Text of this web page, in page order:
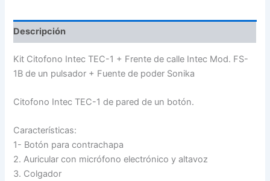
Descripción
Kit Citofono Intec TEC-1 + Frente de calle Intec Mod. FS-
1B de un pulsador + Fuente de poder Sonika
Citofono Intec TEC-1 de pared de un botón.
Características:
1- Botón para contrachapa
2. Auricular con micrófono electrónico y altavoz
3. Colgador